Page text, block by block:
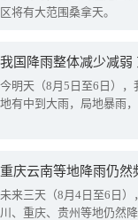
区将有大范围桑拿天。
我国降雨整体减少减弱
今明天（8月5日至6日）
地有中到大雨，局地暴雨
重庆云南等地降雨仍然
未来三天（8月4日至6日
川、重庆、贵州等地仍然